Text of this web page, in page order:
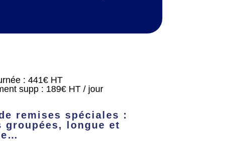
: 441€ HT
supp : 189€ HT / jour
remises spéciales :
groupées, longue et